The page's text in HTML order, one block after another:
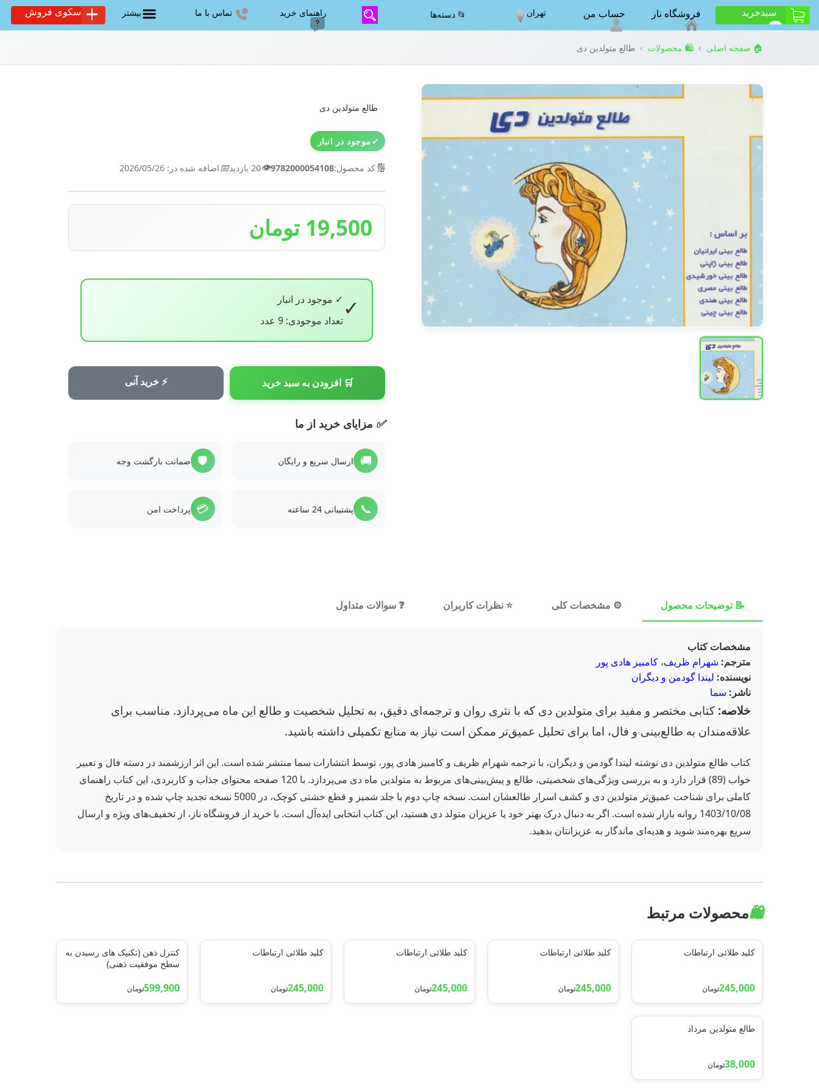
سبد‌خرید فروشگاه ناز حساب من تهران 📂 دسته‌ها راهنمای خرید تماس با ما بیشتر سکوی فروش
🏠 صفحه اصلی › 🛍️ محصولات › طالع متولدین دی
طالع متولدین دی
✓ موجود در انبار
🔢کد محصول:9782000054108
👁️20 بازدید 📅اضافه شده در: 2026/05/26
19,500 تومان
✓ ✓ موجود در انبار
تعداد موجودی: 9 عدد
🛒 افزودن به سبد خرید ⚡ خرید آنی
✅ مزایای خرید از ما
🚚 ارسال سریع و رایگان 🛡️ ضمانت بازگشت وجه
📞 پشتیبانی 24 ساعته 💳 پرداخت امن
📝 توضیحات محصول ⚙️ مشخصات کلی ⭐ نظرات کاربران ❓ سوالات متداول
مشخصات کتاب
مترجم: شهرام ظریف، کامبیز هادی پور
نویسنده: لیندا گودمن و دیگران
ناشر: سما
خلاصه: کتابی مختصر و مفید برای متولدین دی که با نثری روان و ترجمه‌ای دقیق، به تحلیل شخصیت و طالع این ماه می‌پردازد. مناسب برای
علاقه‌مندان به طالع‌بینی و فال، اما برای تحلیل عمیق‌تر ممکن است نیاز به منابع تکمیلی داشته باشید.
کتاب طالع متولدین دی نوشته لیندا گودمن و دیگران، با ترجمه شهرام ظریف و کامبیز هادی پور، توسط انتشارات سما منتشر شده است. این اثر ارزشمند در دسته فال و تعبیر
خواب (89) قرار دارد و به بررسی ویژگی‌های شخصیتی، طالع و پیش‌بینی‌های مربوط به متولدین ماه دی می‌پردازد. با 120 صفحه محتوای جذاب و کاربردی، این کتاب راهنمای
کاملی برای شناخت عمیق‌تر متولدین دی و کشف اسرار طالعشان است. نسخه چاپ دوم با جلد شمیز و قطع خشتی کوچک، در 5000 نسخه تجدید چاپ شده و در تاریخ
1403/10/08 روانه بازار شده است. اگر به دنبال درک بهتر خود یا عزیزان متولد دی هستید، این کتاب انتخابی ایده‌آل است. با خرید از فروشگاه ناز، از تخفیف‌های ویژه و ارسال
سریع بهره‌مند شوید و هدیه‌ای ماندگار به عزیزانتان بدهید.
🛍️محصولات مرتبط
کلید طلائی ارتباطات
245,000تومان
کلید طلائی ارتباطات
245,000تومان
کلید طلائی ارتباطات
245,000تومان
کلید طلائی ارتباطات
245,000تومان
کنترل ذهن (تکنیک های رسیدن به
سطح موفقیت ذهنی)
599,900تومان
طالع متولدین مرداد
38,000تومان